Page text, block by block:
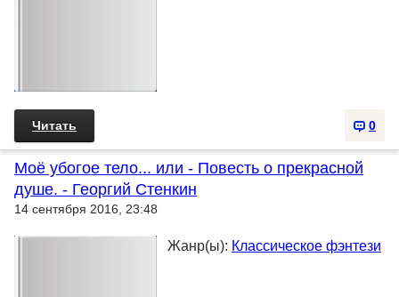
0
Читать
Моё убогое тело... или - Повесть о прекрасной
душе. - Георгий Стенкин
14 сентября 2016, 23:48
Жанр(ы): Классическое фэнтези